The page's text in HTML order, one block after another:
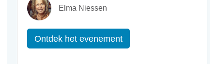
Elma Niessen
Ontdek het evenement